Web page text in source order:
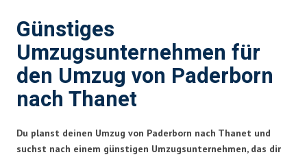
Günstiges
Umzugsunternehmen für
den Umzug von Paderborn
nach Thanet
Du planst deinen Umzug von Paderborn nach Thanet und
suchst nach einem günstigen Umzugsunternehmen, das dir